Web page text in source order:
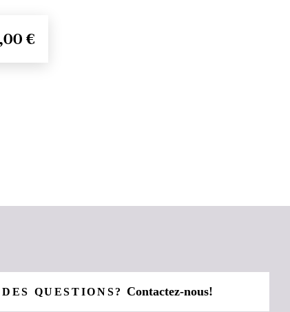
€
DES QUESTIONS?Contactez-nous!